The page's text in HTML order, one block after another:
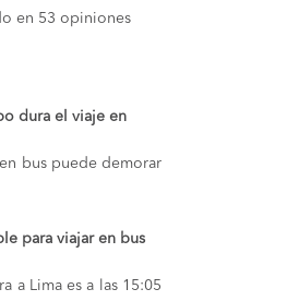
en 53 opiniones
dura el viaje en
bus puede demorar
para viajar en bus
a Lima es a las 15:05